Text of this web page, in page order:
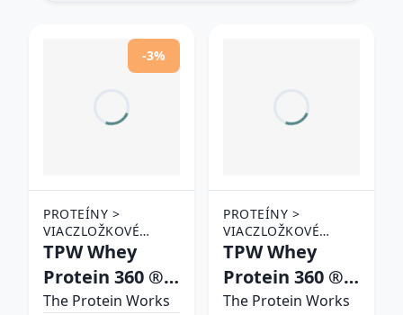
-3%
PROTEÍNY >
VIACZLOŽKOVÉ
PROTEÍNY
TPW Whey
Protein 360 ®
jahoda & krém
The Protein Works
PROTEÍNY >
VIACZLOŽKOVÉ
PROTEÍNY
TPW Whey
Protein 360 ®
chocolate silk
The Protein Works